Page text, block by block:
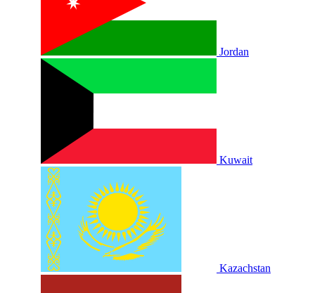
Jordan
Kuwait
Kazachstan